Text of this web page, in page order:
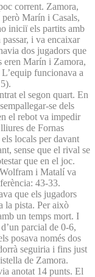
corrent. Zamora,
Marín i Casals,
iniciï els partits amb
i va encaixar
dos jugadors que
eren Marín i Zamora,
funcionava a
el segon quart. En
se dels
el rebot va impedir
de Fornas
locals per davant
sense que el rival se
que en el joc.
i Matalí va
43-33.
que els jugadors
la pista. Per això
un temps mort. I
parcial de 0-6,
posava només dos
seguiria i fins just
de Zamora.
anotat 14 punts. El